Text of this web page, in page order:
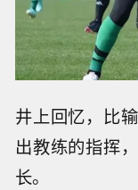
井上回忆，比
出教练的指挥
长。